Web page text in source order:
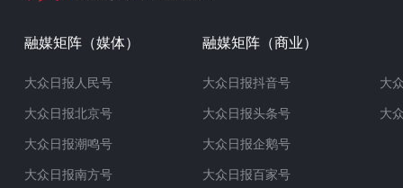
融媒矩阵（媒体）
大众日报人民号
大众日报北京号
大众日报潮鸣号
大众日报南方号
融媒矩阵（商业）
大众日报抖音号
大众日报头条号
大众日报企鹅号
大众日报百家号
大
大